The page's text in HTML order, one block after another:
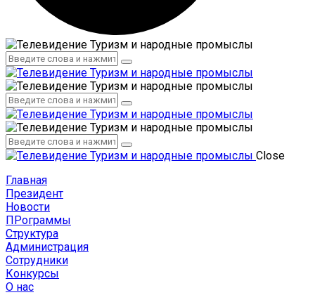
Администрация
Сотрудники
Администрация
Сотрудники
Close
Главная
Президент
Новости
ПРограммы
Структура
Администрация
Сотрудники
Конкурсы
О нас